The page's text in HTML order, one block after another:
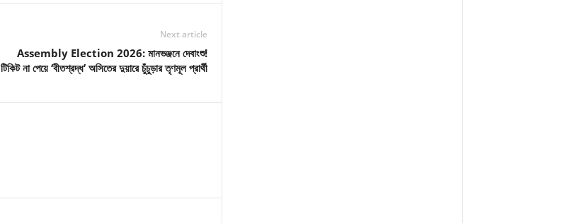
Next article
Assembly Election 2026: মানভঞ্জনে দেবাংশু!
টিকিট না পেয়ে ‘বীতশ্রদ্ধ’ অসিতের দুয়ারে চুঁচুড়ার তৃণমূল প্রার্থী